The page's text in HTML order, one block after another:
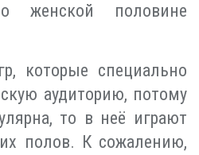
женской половине
которые специально
аудиторию, потому
то в неё играют
полов. К сожалению,